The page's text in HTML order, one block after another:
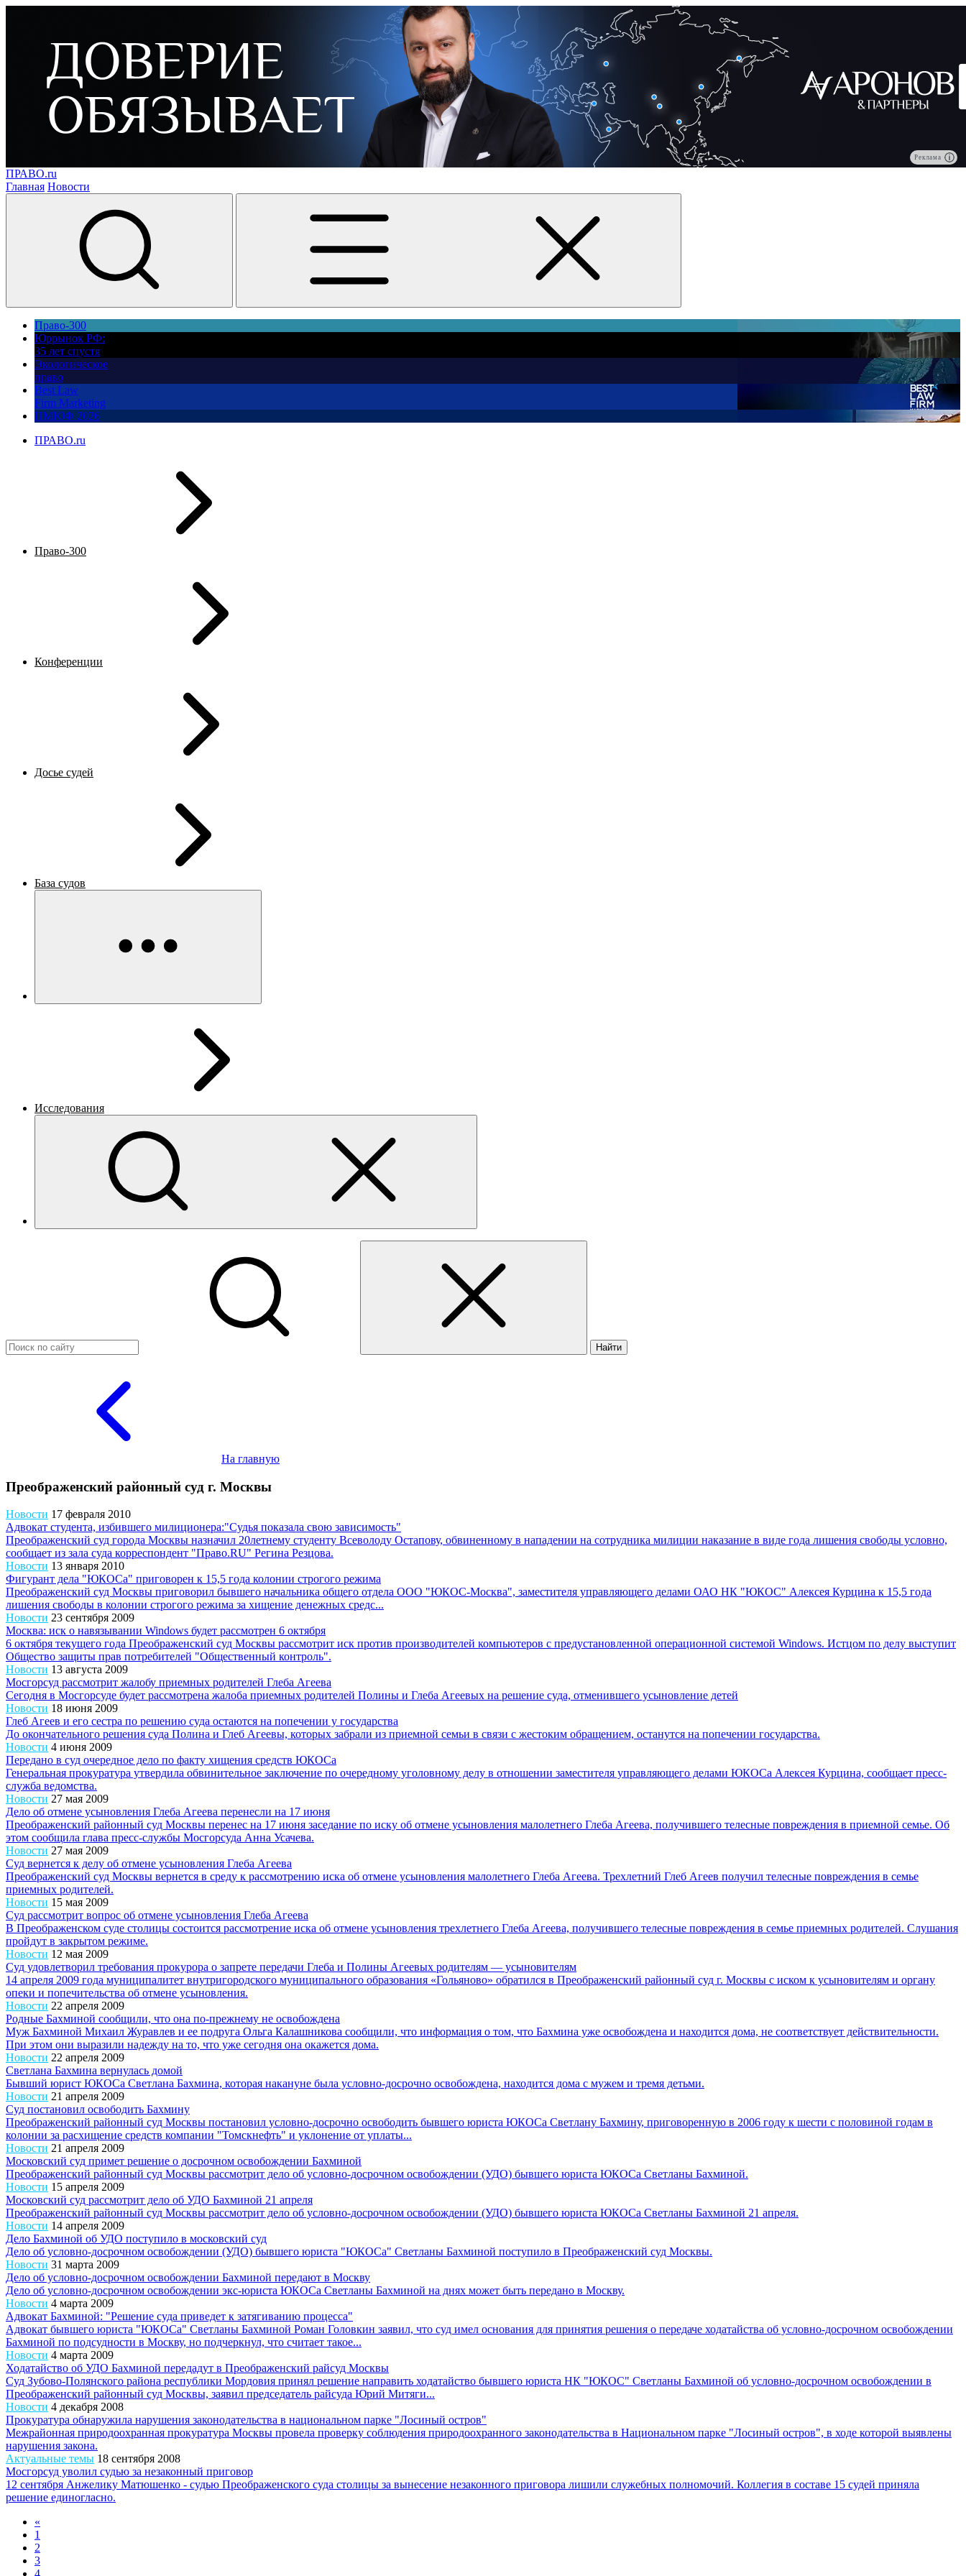
Реклама
ПРАВО.ru
Главная Новости
Право-300
Юррынок РФ:
35 лет спустя
Экологическое
право
Best Law
Firm Marketing
ПМЮФ 2026
ПРАВО.ru
Право-300
Конференции
Досье судей
База судов
Исследования
Найти
На главную
Преображенский районный суд г. Москвы
Новости 17 февраля 2010
Адвокат студента, избившего милиционера:"Судья показала свою зависимость"
Преображенский суд города Москвы назначил 20летнему студенту Всеволоду Остапову, обвиненному в нападении на сотрудника милиции наказание в виде года лишения свободы условно,
сообщает из зала суда корреспондент "Право.RU" Регина Резцова.
Новости 13 января 2010
Фигурант дела "ЮКОСа" приговорен к 15,5 года колонии строгого режима
Преображенский суд Москвы приговорил бывшего начальника общего отдела ООО "ЮКОС-Москва", заместителя управляющего делами ОАО НК "ЮКОС" Алексея Курцина к 15,5 года
лишения свободы в колонии строгого режима за хищение денежных средс...
Новости 23 сентября 2009
Москва: иск о навязывании Windows будет рассмотрен 6 октября
6 октября текущего года Преображенский суд Москвы рассмотрит иск против производителей компьютеров с предустановленной операционной системой Windows. Истцом по делу выступит
Общество защиты прав потребителей "Общественный контроль".
Новости 13 августа 2009
Мосгорсуд рассмотрит жалобу приемных родителей Глеба Агеева
Сегодня в Мосгорсуде будет рассмотрена жалоба приемных родителей Полины и Глеба Агеевых на решение суда, отменившего усыновление детей
Новости 18 июня 2009
Глеб Агеев и его сестра по решению суда остаются на попечении у государства
До окончательного решения суда Полина и Глеб Агеевы, которых забрали из приемной семьи в связи с жестоким обращением, останутся на попечении государства.
Новости 4 июня 2009
Передано в суд очередное дело по факту хищения средств ЮКОСа
Генеральная прокуратура утвердила обвинительное заключение по очередному уголовному делу в отношении заместителя управляющего делами ЮКОСа Алексея Курцина, сообщает пресс-
служба ведомства.
Новости 27 мая 2009
Дело об отмене усыновления Глеба Агеева перенесли на 17 июня
Преображенский районный суд Москвы перенес на 17 июня заседание по иску об отмене усыновления малолетнего Глеба Агеева, получившего телесные повреждения в приемной семье. Об
этом сообщила глава пресс-службы Мосгорсуда Анна Усачева.
Новости 27 мая 2009
Суд вернется к делу об отмене усыновления Глеба Агеева
Преображенский суд Москвы вернется в среду к рассмотрению иска об отмене усыновления малолетнего Глеба Агеева. Трехлетний Глеб Агеев получил телесные повреждения в семье
приемных родителей.
Новости 15 мая 2009
Суд рассмотрит вопрос об отмене усыновления Глеба Агеева
В Преображенском суде столицы состоится рассмотрение иска об отмене усыновления трехлетнего Глеба Агеева, получившего телесные повреждения в семье приемных родителей. Слушания
пройдут в закрытом режиме.
Новости 12 мая 2009
Суд удовлетворил требования прокурора о запрете передачи Глеба и Полины Агеевых родителям — усыновителям
14 апреля 2009 года муниципалитет внутригородского муниципального образования «Гольяново» обратился в Преображенский районный суд г. Москвы с иском к усыновителям и органу
опеки и попечительства об отмене усыновления.
Новости 22 апреля 2009
Родные Бахминой сообщили, что она по-прежнему не освобождена
Муж Бахминой Михаил Журавлев и ее подруга Ольга Калашникова сообщили, что информация о том, что Бахмина уже освобождена и находится дома, не соответствует действительности.
При этом они выразили надежду на то, что уже сегодня она окажется дома.
Новости 22 апреля 2009
Светлана Бахмина вернулась домой
Бывший юрист ЮКОСа Светлана Бахмина, которая накануне была условно-досрочно освобождена, находится дома с мужем и тремя детьми.
Новости 21 апреля 2009
Суд постановил освободить Бахмину
Преображенский районный суд Москвы постановил условно-досрочно освободить бывшего юриста ЮКОСа Светлану Бахмину, приговоренную в 2006 году к шести с половиной годам в
колонии за расхищение средств компании "Томскнефть" и уклонение от уплаты...
Новости 21 апреля 2009
Московский суд примет решение о досрочном освобождении Бахминой
Преображенский районный суд Москвы рассмотрит дело об условно-досрочном освобождении (УДО) бывшего юриста ЮКОСа Светланы Бахминой.
Новости 15 апреля 2009
Московский суд рассмотрит дело об УДО Бахминой 21 апреля
Преображенский районный суд Москвы рассмотрит дело об условно-досрочном освобождении (УДО) бывшего юриста ЮКОСа Светланы Бахминой 21 апреля.
Новости 14 апреля 2009
Дело Бахминой об УДО поступило в московский суд
Дело об условно-досрочном освобождении (УДО) бывшего юриста "ЮКОСа" Светланы Бахминой поступило в Преображенский суд Москвы.
Новости 31 марта 2009
Дело об условно-досрочном освобождении Бахминой передают в Москву
Дело об условно-досрочном освобождении экс-юриста ЮКОСа Светланы Бахминой на днях может быть передано в Москву.
Новости 4 марта 2009
Адвокат Бахминой: "Решение суда приведет к затягиванию процесса"
Адвокат бывшего юриста "ЮКОСа" Светланы Бахминой Роман Головкин заявил, что суд имел основания для принятия решения о передаче ходатайства об условно-досрочном освобождении
Бахминой по подсудности в Москву, но подчеркнул, что считает такое...
Новости 4 марта 2009
Ходатайство об УДО Бахминой передадут в Преображенский райсуд Москвы
Суд Зубово-Полянского района республики Мордовия принял решение направить ходатайство бывшего юриста НК "ЮКОС" Светланы Бахминой об условно-досрочном освобождении в
Преображенский районный суд Москвы, заявил председатель райсуда Юрий Митяги...
Новости 4 декабря 2008
Прокуратура обнаружила нарушения законодательства в национальном парке "Лосиный остров"
Межрайонная природоохранная прокуратура Москвы провела проверку соблюдения природоохранного законодательства в Национальном парке "Лосиный остров", в ходе которой выявлены
нарушения закона.
Актуальные темы 18 сентября 2008
Мосгорсуд уволил судью за незаконный приговор
12 сентября Анжелику Матюшенко - судью Преображенского суда столицы за вынесение незаконного приговора лишили служебных полномочий. Коллегия в составе 15 судей приняла
решение единогласно.
«
1
2
3